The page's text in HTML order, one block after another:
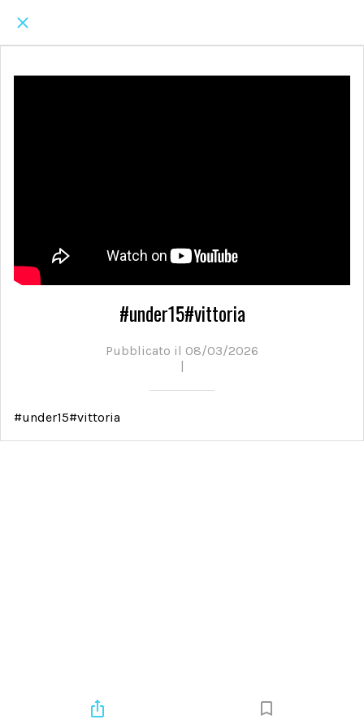
#under15#vittoria
Pubblicato il 08/03/2026
#under15#vittoria